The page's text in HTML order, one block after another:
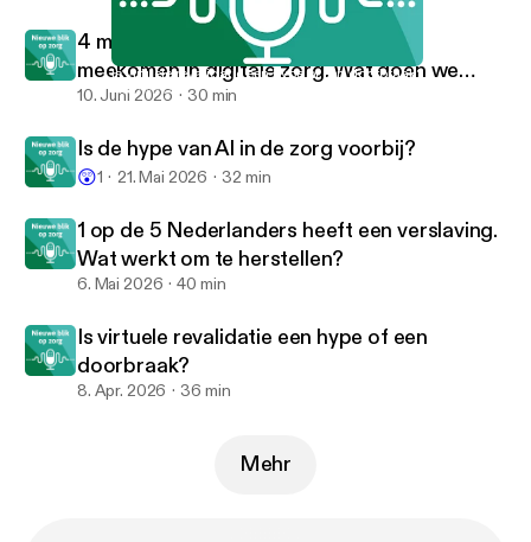
Is virtuele revalidatie een hype of een doorbraak?
Nieuwe blik op zorg
4 miljoen Nederlanders kunnen niet
meekomen in digitale zorg. Wat doen we
daaraan?
10. Juni 2026 30 min
Is de hype van AI in de zorg voorbij?
😲1 21. Mai 2026 32 min
1 op de 5 Nederlanders heeft een verslaving.
Wat werkt om te herstellen?
6. Mai 2026 40 min
Is virtuele revalidatie een hype of een
doorbraak?
8. Apr. 2026 36 min
Mehr